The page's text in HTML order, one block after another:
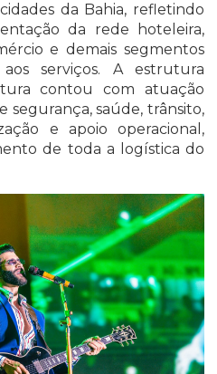
da Bahia, refletindo
da rede hoteleira,
e demais segmentos
serviços. A estrutura
contou com atuação
segurança, saúde, trânsito,
e apoio operacional,
de toda a logística do